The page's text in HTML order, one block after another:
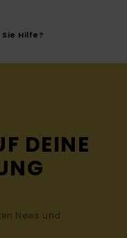
Hilfe?
DEINE
News und